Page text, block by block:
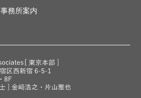
事務所案内